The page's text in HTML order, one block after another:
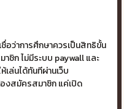
ชื่อว่าการศึกษาควรเป็นสิทธิขั้น
าชิก ไม่มีระบบ paywall และ
เล่นได้ทันทีผ่านเว็บ
องสมัครสมาชิก แค่เปิด